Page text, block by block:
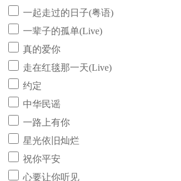
一起走过的日子(粤语)
一辈子的孤单(Live)
真的爱你
走在红毯那一天(Live)
约定
中华民谣
一路上有你
星光依旧灿烂
祝你平安
心要让你听见